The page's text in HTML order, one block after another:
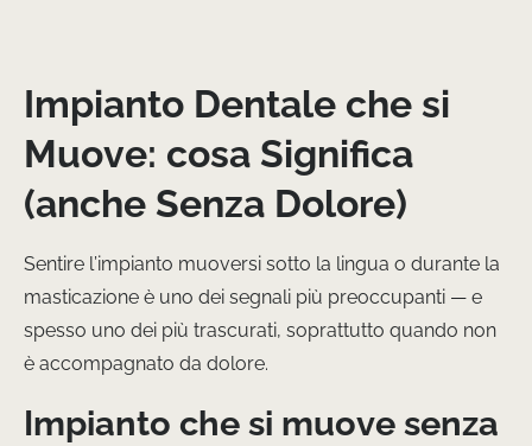
Impianto Dentale che si
Muove: cosa Significa
(anche Senza Dolore)
Sentire l’impianto muoversi sotto la lingua o durante la
masticazione è uno dei segnali più preoccupanti — e
spesso uno dei più trascurati, soprattutto quando non
è accompagnato da dolore.
Impianto che si muove senza